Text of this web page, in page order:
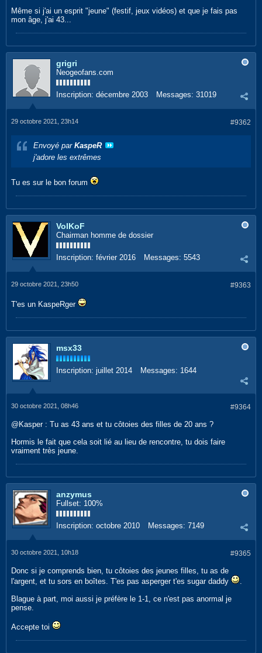
Même si j'ai un esprit "jeune" (festif, jeux vidéos) et que je fais pas
mon âge, j'ai 43...
grigri
Neogeofans.com
Inscription: décembre 2003 Messages: 31019
#9362
29 octobre 2021, 23h14
Envoyé par KaspeR
j'adore les extrêmes
Tu es sur le bon forum
VolKoF
Chairman homme de dossier
Inscription: février 2016 Messages: 5543
#9363
29 octobre 2021, 23h50
T'es un KaspeRger
msx33
Inscription: juillet 2014 Messages: 1644
#9364
30 octobre 2021, 08h46
@Kasper : Tu as 43 ans et tu côtoies des filles de 20 ans ?
Hormis le fait que cela soit lié au lieu de rencontre, tu dois faire
vraiment très jeune.
anzymus
Fullset: 100%
Inscription: octobre 2010 Messages: 7149
#9365
30 octobre 2021, 10h18
Donc si je comprends bien, tu côtoies des jeunes filles, tu as de
l'argent, et tu sors en boîtes. T'es pas asperger t'es sugar daddy
.
Blague à part, moi aussi je préfère le 1-1, ce n'est pas anormal je
pense.
Accepte toi